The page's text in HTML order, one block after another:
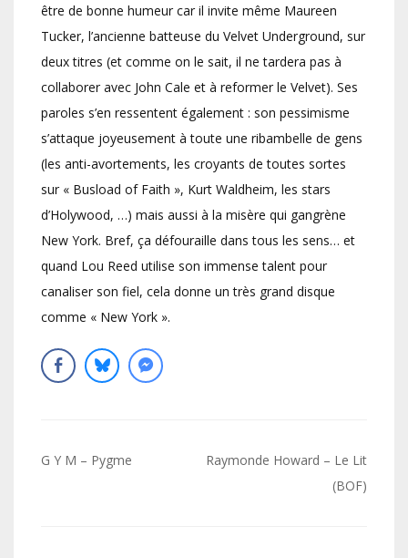
être de bonne humeur car il invite même Maureen
Tucker, l’ancienne batteuse du Velvet Underground, sur
deux titres (et comme on le sait, il ne tardera pas à
collaborer avec John Cale et à reformer le Velvet). Ses
paroles s’en ressentent également : son pessimisme
s’attaque joyeusement à toute une ribambelle de gens
(les anti-avortements, les croyants de toutes sortes
sur « Busload of Faith », Kurt Waldheim, les stars
d’Holywood, …) mais aussi à la misère qui gangrène
New York. Bref, ça défouraille dans tous les sens… et
quand Lou Reed utilise son immense talent pour
canaliser son fiel, cela donne un très grand disque
comme « New York ».
Navigation
G Y M – Pygme
Raymonde Howard – Le Lit
(BOF)